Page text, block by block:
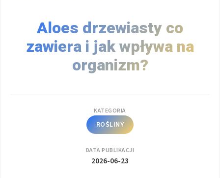
Aloes drzewiasty co
zawiera i jak wpływa na
organizm?
KATEGORIA
ROŚLINY
DATA PUBLIKACJI
2026-06-23